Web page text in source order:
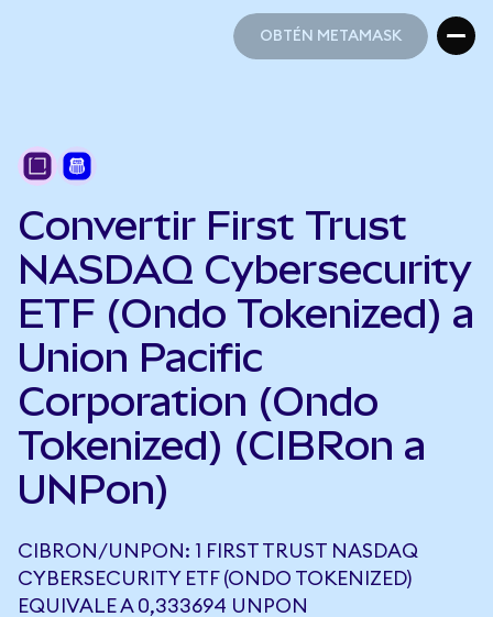
OBTÉN METAMASK
Convertir First Trust
NASDAQ Cybersecurity
ETF (Ondo Tokenized) a
Union Pacific
Corporation (Ondo
Tokenized) (CIBRon a
UNPon)
CIBRON/UNPON: 1 FIRST TRUST NASDAQ
CYBERSECURITY ETF (ONDO TOKENIZED)
EQUIVALE A 0,333694 UNPON